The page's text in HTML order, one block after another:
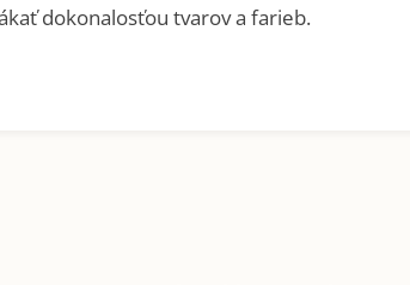
dokonalosťou tvarov a farieb.